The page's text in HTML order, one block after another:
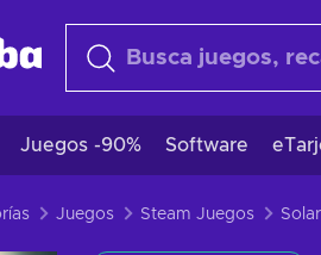
Juegos -90% Software
Juegos Steam Juegos